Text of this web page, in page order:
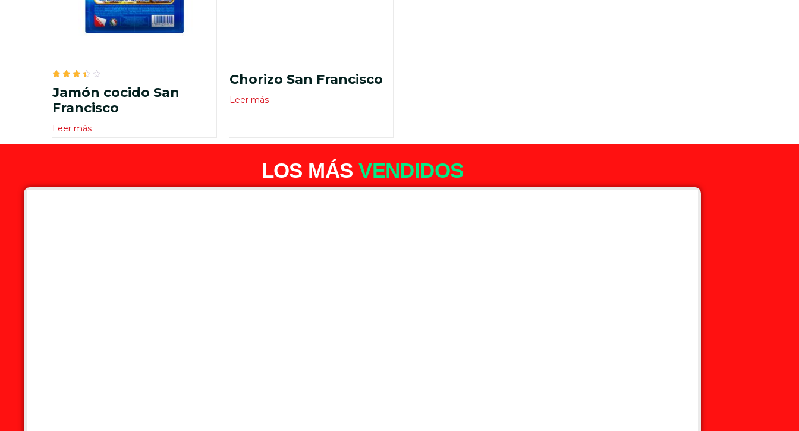
en
de 5
Jamón cocido San
Francisco
Leer más
Chorizo San Francisco
Leer más
LOS MÁS VENDIDOS